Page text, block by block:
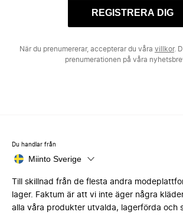
REGISTRERA DIG
När du prenumererar, accepterar du våra villkor.
prenumerationen på våra
Du handlar från
Miinto Sverige
Till skillnad från de flesta andra
lager. Faktum är att vi inte äger några
alla våra produkter utvalda, lagerförda och